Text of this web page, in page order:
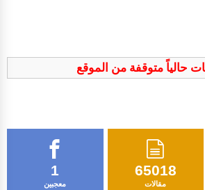
حالياً متوقفة من الموقع
1
معجبين
65018
مقالات